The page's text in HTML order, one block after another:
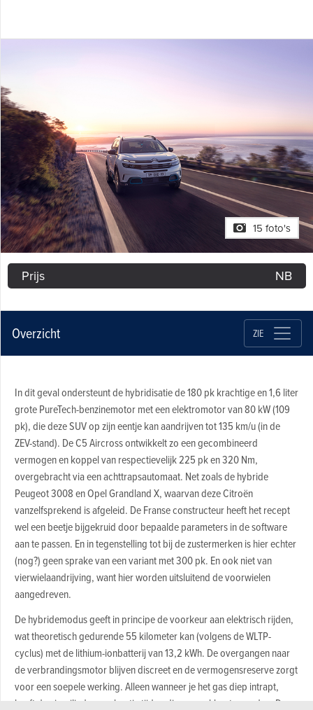
15 foto's
Prijs NB
Overzicht ZIE
In dit geval ondersteunt de hybridisatie de 180 pk krachtige en 1,6 liter
grote PureTech-benzinemotor met een elektromotor van 80 kW (109
pk), die deze SUV op zijn eentje kan aandrijven tot 135 km/u (in de
ZEV-stand). De C5 Aircross ontwikkelt zo een gecombineerd
vermogen en koppel van respectievelijk 225 pk en 320 Nm,
overgebracht via een achttrapsautomaat. Net zoals de hybride
Peugeot 3008 en Opel Grandland X, waarvan deze Citroën
vanzelfsprekend is afgeleid. De Franse constructeur heeft het recept
wel een beetje bijgekruid door bepaalde parameters in de software
aan te passen. En in tegenstelling tot bij de zustermerken is hier echter
(nog?) geen sprake van een variant met 300 pk. En ook niet van
vierwielaandrijving, want hier worden uitsluitend de voorwielen
aangedreven.
De hybridemodus geeft in principe de voorkeur aan elektrisch rijden,
wat theoretisch gedurende 55 kilometer kan (volgens de WLTP-
cyclus) met de lithium-ionbatterij van 13,2 kWh. De overgangen naar
de verbrandingsmotor blijven discreet en de vermogensreserve zorgt
voor een soepele werking. Alleen wanneer je het gas diep intrapt,
heeft de viercilinder een beetje tijd nodig om wakker te worden. De